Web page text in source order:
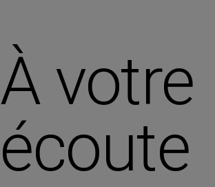
À votre
écoute